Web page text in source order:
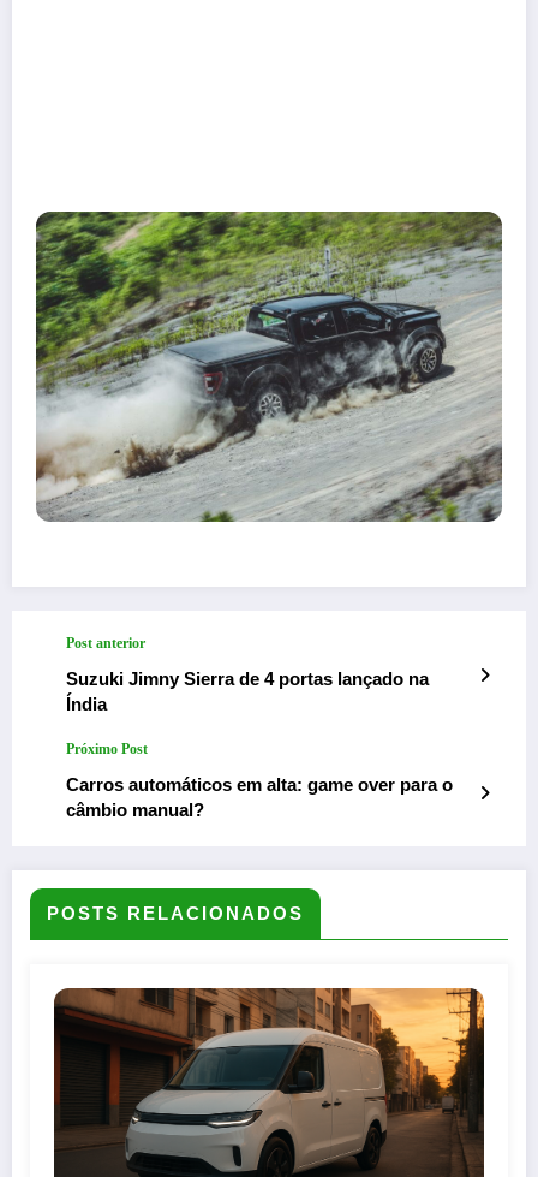
Post anterior
Suzuki Jimny Sierra de 4 portas lançado na
Índia
Próximo Post
Carros automáticos em alta: game over para o
câmbio manual?
POSTS RELACIONADOS